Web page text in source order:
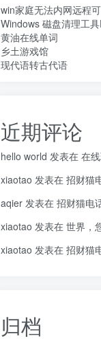
win家庭无法内网远程
Windows 磁盘清理工
黄油在线单词
乡土游戏馆
现代语转古代语
近期评论
hello world 发表在 在
xiaotao 发表在 招财猫
aqier 发表在 招财猫电
xiaotao 发表在 世界，
xiaotao 发表在 招财猫
归档